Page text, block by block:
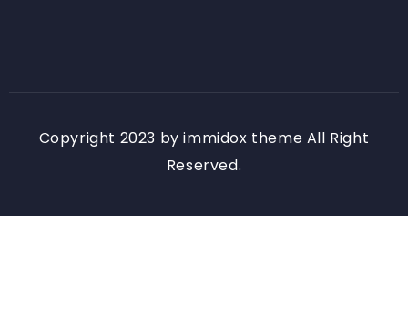
Copyright 2023 by immidox theme All Right
Reserved.